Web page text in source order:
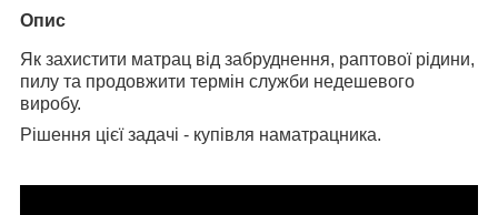
Опис
Як захистити матрац від забруднення, раптової рідини,
пилу та продовжити термін служби недешевого
виробу.
Рішення цієї задачі - купівля наматрацника.